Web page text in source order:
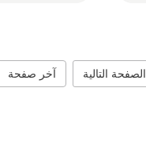
الصفحة التالية آخر صفحة